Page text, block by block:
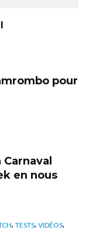
pour
en nous
, TESTS, VIDÉOS,